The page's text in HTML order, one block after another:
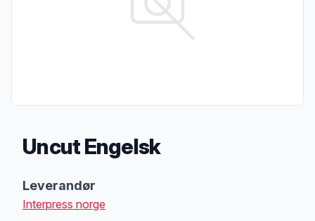
Uncut Engelsk
Leverandør
Interpress norge